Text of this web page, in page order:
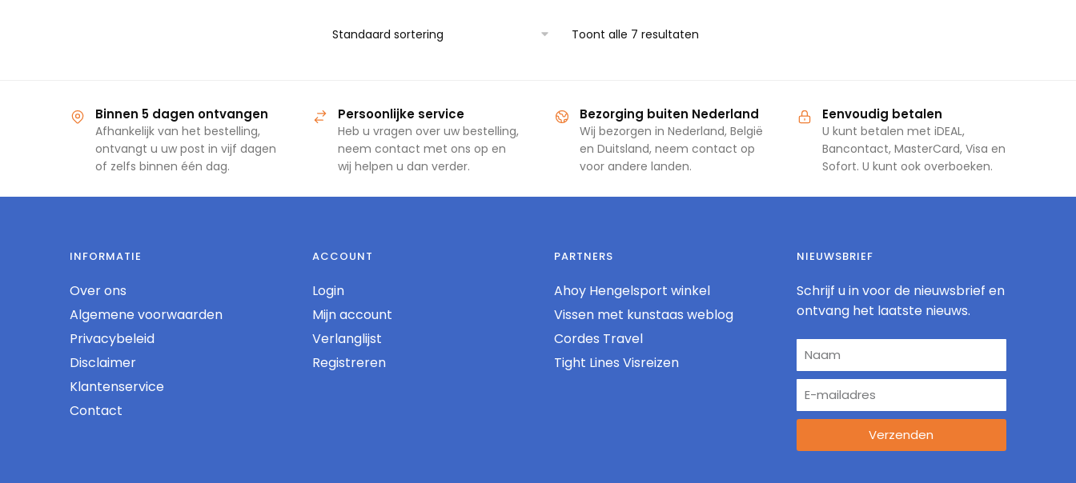
Toont alle 7 resultaten
Binnen 5 dagen ontvangen
Afhankelijk van het bestelling,
ontvangt u uw post in vijf dagen
of zelfs binnen één dag.
Persoonlijke service
Heb u vragen over uw bestelling,
neem contact met ons op en
wij helpen u dan verder.
Bezorging buiten Nederland
Wij bezorgen in Nederland, België
en Duitsland, neem contact op
voor andere landen.
Eenvoudig betalen
U kunt betalen met iDEAL,
Bancontact, MasterCard, Visa en
Sofort. U kunt ook overboeken.
INFORMATIE
Over ons
Algemene voorwaarden
Privacybeleid
Disclaimer
Klantenservice
Contact
ACCOUNT
Login
Mijn account
Verlanglijst
Registreren
PARTNERS
Ahoy Hengelsport winkel
Vissen met kunstaas weblog
Cordes Travel
Tight Lines Visreizen
NIEUWSBRIEF
Schrijf u in voor de nieuwsbrief en
ontvang het laatste nieuws.
Verzenden